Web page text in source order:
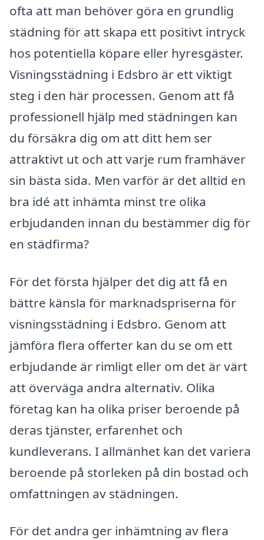
ofta att man behöver göra en grundlig
städning för att skapa ett positivt intryck
hos potentiella köpare eller hyresgäster.
Visningsstädning i Edsbro är ett viktigt
steg i den här processen. Genom att få
professionell hjälp med städningen kan
du försäkra dig om att ditt hem ser
attraktivt ut och att varje rum framhäver
sin bästa sida. Men varför är det alltid en
bra idé att inhämta minst tre olika
erbjudanden innan du bestämmer dig för
en städfirma?
För det första hjälper det dig att få en
bättre känsla för marknadspriserna för
visningsstädning i Edsbro. Genom att
jämföra flera offerter kan du se om ett
erbjudande är rimligt eller om det är värt
att överväga andra alternativ. Olika
företag kan ha olika priser beroende på
deras tjänster, erfarenhet och
kundleverans. I allmänhet kan det variera
beroende på storleken på din bostad och
omfattningen av städningen.
För det andra ger inhämtning av flera